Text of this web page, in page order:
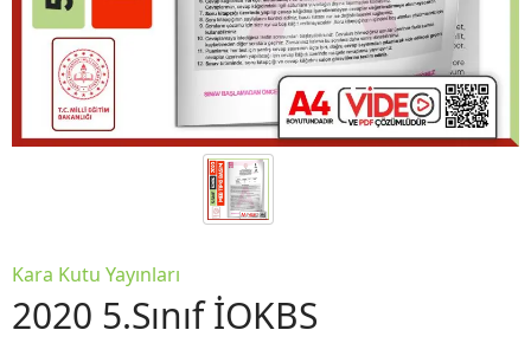
Kara Kutu Yayınları
2020 5.Sınıf İOKBS